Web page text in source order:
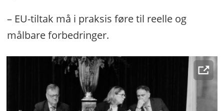
– EU-tiltak må i praksis føre til reelle og
målbare forbedringer.